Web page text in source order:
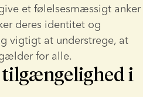
et følelsesmæssigt anker
deres identitet og
vigtigt at understrege, at
for alle.
i